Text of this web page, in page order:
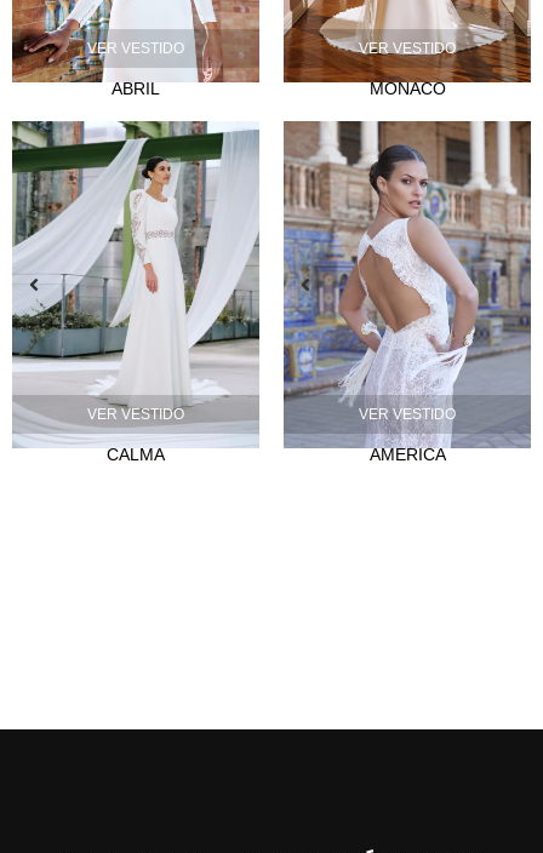
VER VESTIDO
ABRIL
VER VESTIDO
MONACO
VER VESTIDO
CALMA
VER VESTIDO
AMERICA